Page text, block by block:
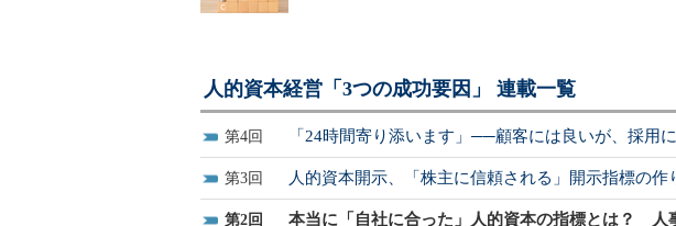
人的資本経営「3つの成功要因」 連載一覧
4 「24時間寄り添います」──顧客には良いが、採
3 人的資本開示、「株主に信頼される」開示指標の作
2 本当に「自社に合った」人的資本の指標とは？ 人